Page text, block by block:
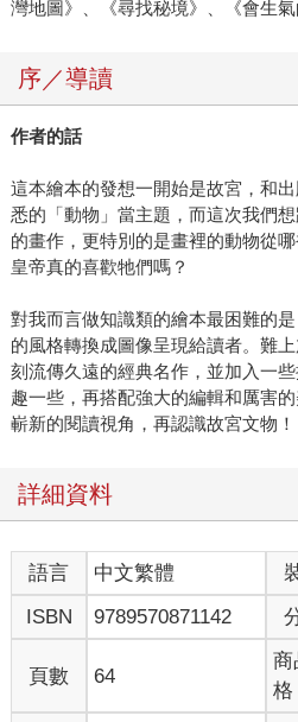
灣地圖》、《尋找秘境》、《會生氣
序／導讀
作者的話
這本繪本的發想一開始是故宮，和
悉的「動物」當主題，而這次我們
的畫作，更特別的是畫裡的動物從
皇帝真的喜歡牠們嗎？
對我而言做知識類的繪本最困難的
的風格轉換成圖像呈現給讀者。難
刻流傳久遠的經典名作，並加入一
趣一些，再搭配強大的編輯和厲害
嶄新的閱讀視角，再認識故宮文物！
詳細資料
語言 中文繁體
ISBN
9789570871142
頁數 64
商
格